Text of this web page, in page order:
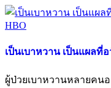
เป็นเบาหวาน เป็นแผลที่
ผู้ป่วยเบาหวานหลายคน